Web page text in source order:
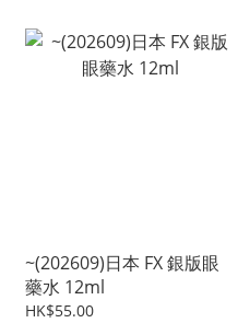
~(202609)日本 FX 銀版眼
藥水 12ml
HK$55.00